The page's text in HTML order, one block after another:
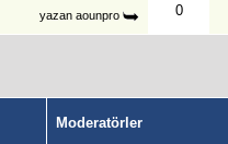
yazan aounpro 0
Moderatörler